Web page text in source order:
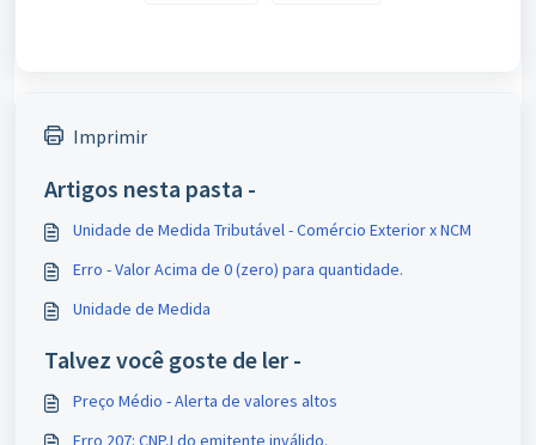
Imprimir
Artigos nesta pasta -
Unidade de Medida Tributável - Comércio Exterior x NCM
Erro - Valor Acima de 0 (zero) para quantidade.
Unidade de Medida
Talvez você goste de ler -
Preço Médio - Alerta de valores altos
Erro 207: CNPJ do emitente inválido.